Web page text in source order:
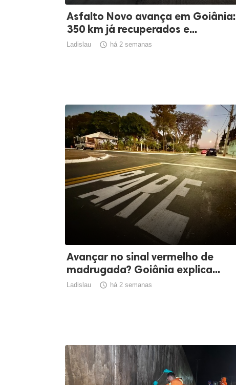
Asfalto Novo avança em Goiânia:
350 km já recuperados e...
Ladislau  há 2 semanas
Avançar no sinal vermelho de
madrugada? Goiânia explica...
Ladislau  há 2 semanas